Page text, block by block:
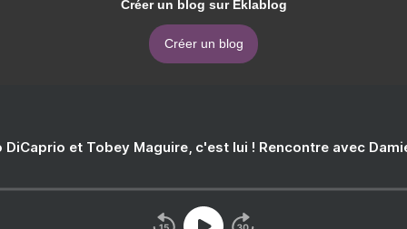
Créer un blog sur Eklablog
Créer un blog
DiCaprio et Tobey Maguire, c'est lui ! Rencontre avec